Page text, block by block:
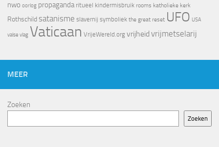
nwo oorlog propaganda ritueel kindermisbruik rooms katholieke kerk
Rothschild satanisme slavernij symboliek the great reset UFO USA
valse vlag Vaticaan VrijeWereld.org vrijheid vrijmetselarij
MEER
Zoeken
Zoeken